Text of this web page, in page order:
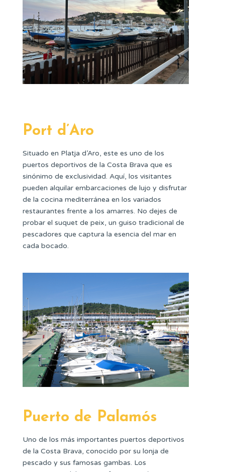
Port d’Aro
Situado en Platja d’Aro, este es uno de los
puertos deportivos de la Costa Brava que es
sinónimo de exclusividad. Aquí, los visitantes
pueden alquilar embarcaciones de lujo y disfrutar
de la cocina mediterránea en los variados
restaurantes frente a los amarres. No dejes de
probar el suquet de peix, un guiso tradicional de
pescadores que captura la esencia del mar en
cada bocado.
Puerto de Palamós
Uno de los más importantes puertos deportivos
de la Costa Brava, conocido por su lonja de
pescado y sus famosas gambas. Los